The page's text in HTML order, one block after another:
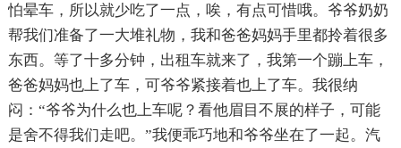
怕晕车，所以就少吃了一点，唉，有点可惜哦。爷爷奶奶
帮我们准备了一大堆礼物，我和爸爸妈妈手里都拎着很多
东西。等了十多分钟，出租车就来了，我第一个蹦上车，
爸爸妈妈也上了车，可爷爷紧接着也上了车。我很纳
闷：“爷爷为什么也上车呢？看他眉目不展的样子，可能
是舍不得我们走吧。”我便乖巧地和爷爷坐在了一起。汽